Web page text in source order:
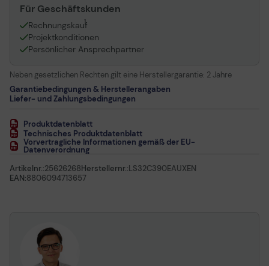
Für Geschäftskunden
Rechnungskauf
1
Projektkonditionen
Persönlicher Ansprechpartner
Neben gesetzlichen Rechten gilt eine Herstellergarantie: 2 Jahre
Garantiebedingungen & Herstellerangaben
Liefer- und Zahlungsbedingungen
Produktdatenblatt
Technisches Produktdatenblatt
Vorvertragliche Informationen gemäß der EU-
Datenverordnung
Artikelnr.:25626268Herstellernr.:LS32C390EAUXEN
EAN:8806094713657